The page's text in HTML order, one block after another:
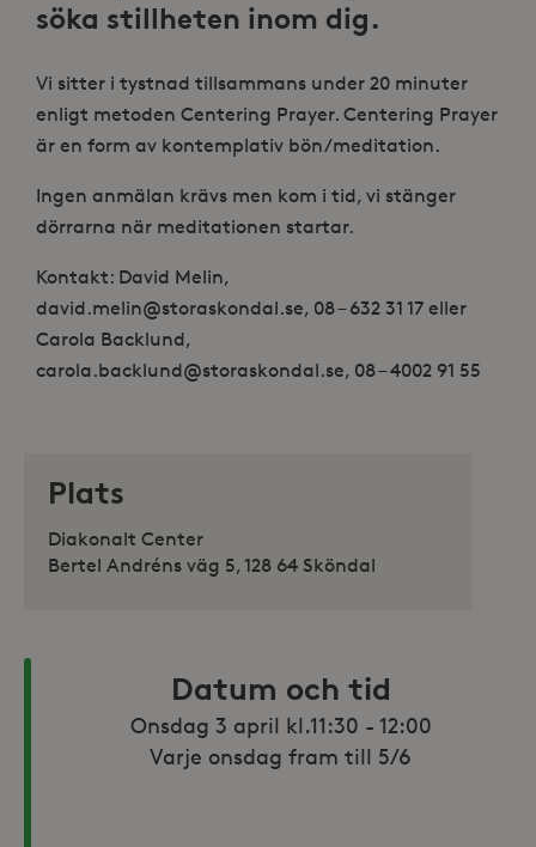
söka stillheten inom dig.
Vi sitter i tystnad tillsammans under 20 minuter
enligt metoden Centering Prayer. Centering Prayer
är en form av kontemplativ bön/meditation.
Ingen anmälan krävs men kom i tid, vi stänger
dörrarna när meditationen startar.
Kontakt: David Melin,
david.melin@storaskondal.se, 08 – 632 31 17 eller
Carola Backlund,
carola.backlund@storaskondal.se, 08 – 4002 91 55
Plats
Diakonalt Center
Bertel Andréns väg 5, 128 64 Sköndal
Datum och tid
Onsdag 3 april kl.11:30 - 12:00
Varje onsdag fram till 5/6